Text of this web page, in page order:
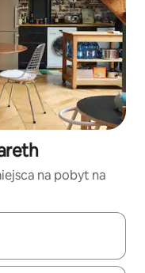
na pobyt na
się po nich za